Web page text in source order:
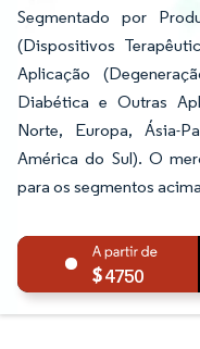
Segmentado por
(Dispositivos
Aplicação
Diabética e Outras
Norte, Europa, Ásia-
América do Sul). O
para os segmentos
4750